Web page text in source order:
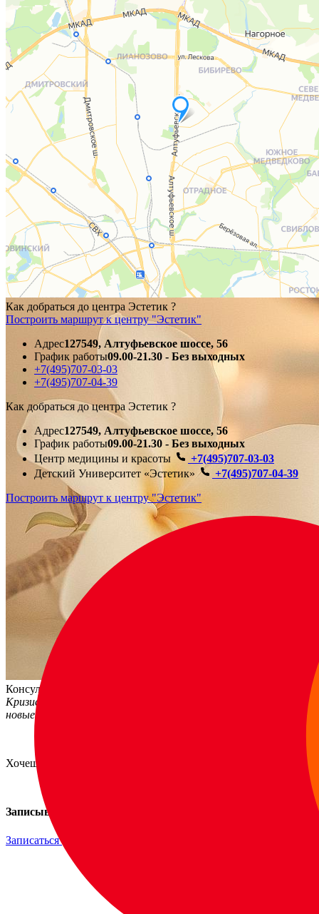
Консультация психолога
Кризис всегда открывает
новые возможности!
Хочешь разобраться в себе?
Записывайтесь на консультацию!
Записаться
Как добраться до центра Эстетик ?
Построить маршрут к центру "Эстетик"
Адрес127549, Алтуфьевское шоссе, 56
График работы09.00-21.30 - Без выходных
+7(495)707-03-03
+7(495)707-04-39
Как добраться до центра Эстетик ?
Адрес127549, Алтуфьевское шоссе, 56
График работы09.00-21.30 - Без выходных
Центр медицины и красоты
+7(495)707-03-03
Детский Университет «Эстетик»
+7(495)707-04-39
Построить маршрут к центру "Эстетик"